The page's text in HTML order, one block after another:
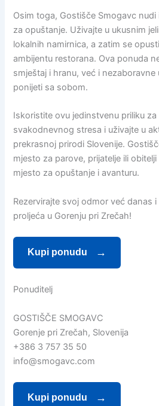
Osim toga, Gostišče Smogavc
za opuštanje. Uživajte u ukusnim
lokalnih namirnica, a zatim se
ambijentu restorana. Ova ponuda
smještaj i hranu, već i
ponijeti sa sobom.
Iskoristite ovu jedinstvenu priliku za
svakodnevnog stresa i uživajte u
prekrasnoj prirodi Slovenije.
mjesto za parove, prijatelje ili
mjesto za opuštanje i avanturu.
Rezervirajte svoj odmor već danas
proljeća u Gorenju pri Zrečah!
Kupi ponudu
Ponuditelj
GOSTIŠČE SMOGAVC
Gorenje pri Zrečah, Slovenija
+386 3 757 35 50
info@smogavc.com
Kupi ponudu